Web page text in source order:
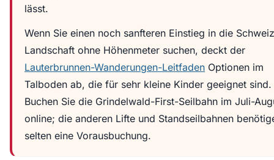
lässt.
Wenn Sie einen noch sanfteren Einstieg in die
Landschaft ohne Höhenmeter suchen, deckt der
Lauterbrunnen-Wanderungen-Leitfaden Optionen im
Talboden ab, die für sehr kleine Kinder geeignet sind.
Buchen Sie die Grindelwald-First-Seilbahn im Juli-
online; die anderen Lifte und Standseilbahnen
selten eine Vorausbuchung.